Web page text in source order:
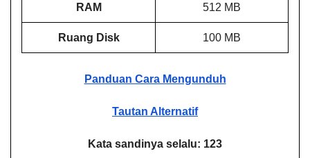
RAM 512 MB
Ruang Disk 100 MB
Panduan Cara Mengunduh
Tautan Alternatif
Kata sandinya selalu: 123